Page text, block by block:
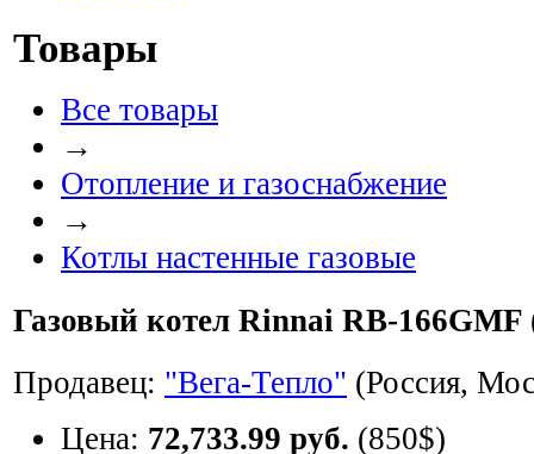
Товары
Все товары
→
Отопление и газоснабжение
→
Котлы настенные газовые
Газовый котел Rinnai RB-166GMF
Продавец: "Вега-Тепло" (Россия,
Цена: 72,733.99 руб. (850$)